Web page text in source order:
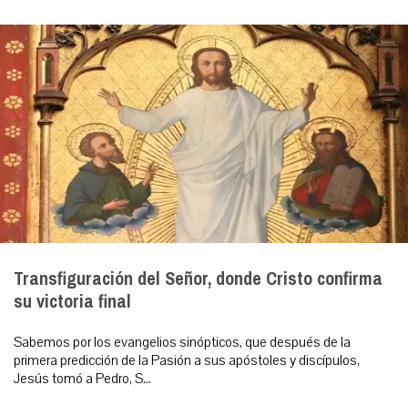
Transfiguración del Señor, donde Cristo confirma
su victoria final
Sabemos por los evangelios sinópticos, que después de la
primera predicción de la Pasión a sus apóstoles y discípulos,
Jesús tomó a Pedro, S...